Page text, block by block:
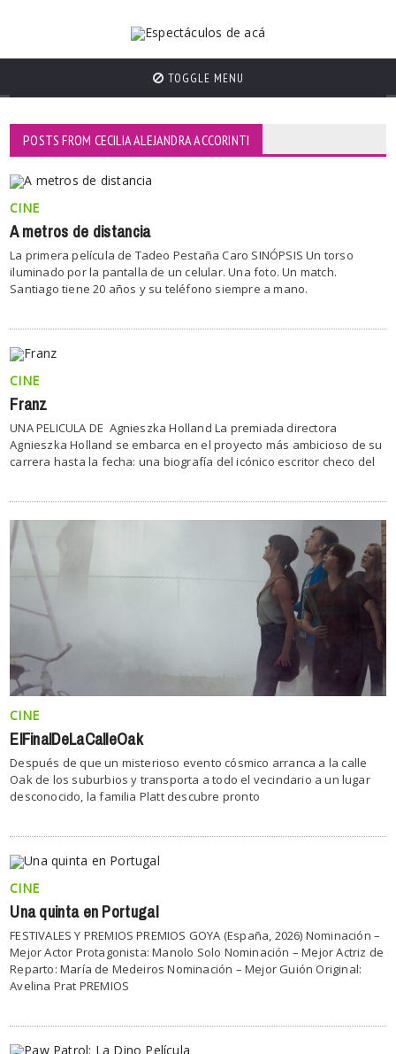
TOGGLE MENU
POSTS FROM CECILIA ALEJANDRA ACCORINTI
CINE
A metros de distancia
La primera película de Tadeo Pestaña Caro SINÓPSIS Un torso
iluminado por la pantalla de un celular. Una foto. Un match.
Santiago tiene 20 años y su teléfono siempre a mano.
CINE
Franz
UNA PELICULA DE Agnieszka Holland La premiada directora
Agnieszka Holland se embarca en el proyecto más ambicioso de su
carrera hasta la fecha: una biografía del icónico escritor checo del
CINE
ElFinalDeLaCalleOak
Después de que un misterioso evento cósmico arranca a la calle
Oak de los suburbios y transporta a todo el vecindario a un lugar
desconocido, la familia Platt descubre pronto
CINE
Una quinta en Portugal
FESTIVALES Y PREMIOS PREMIOS GOYA (España, 2026) Nominación –
Mejor Actor Protagonista: Manolo Solo Nominación – Mejor Actriz de
Reparto: María de Medeiros Nominación – Mejor Guión Original:
Avelina Prat PREMIOS